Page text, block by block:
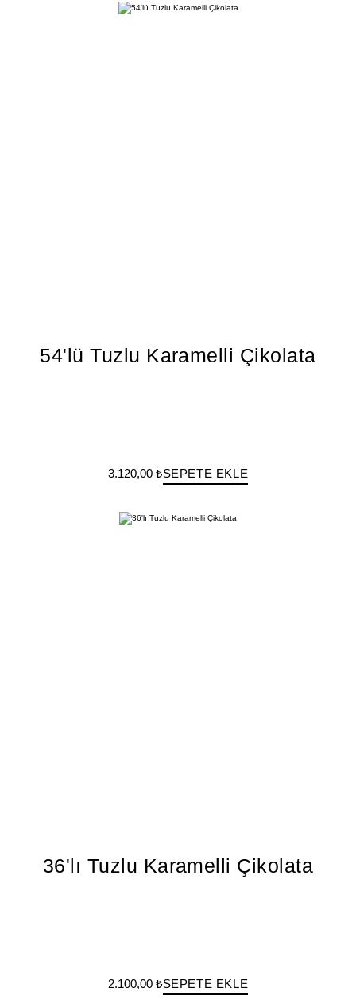
54'lü Tuzlu Karamelli Çikolata
3.120,00 ₺SEPETE EKLE
36'lı Tuzlu Karamelli Çikolata
2.100,00 ₺SEPETE EKLE